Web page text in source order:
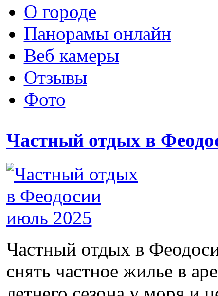
О городе
Панорамы онлайн
Веб камеры
Отзывы
Фото
Частный отдых в
Частный отдых в
снять частное жилье в